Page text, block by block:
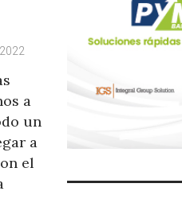
a
un
a
el